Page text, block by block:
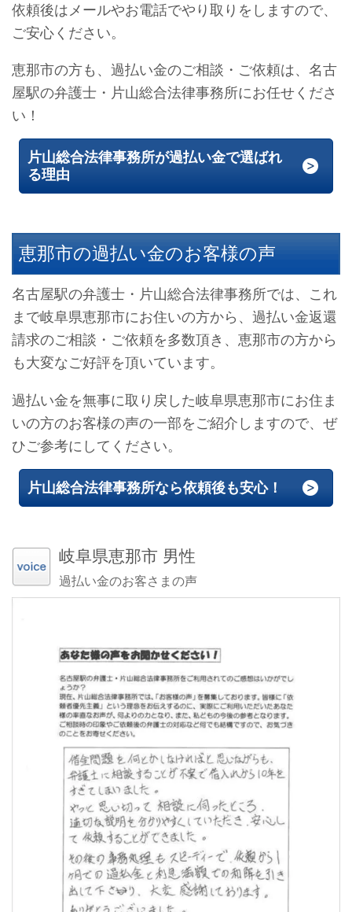
依頼後はメールやお電話でやり取りをしますので、
ご安心ください。
恵那市の方も、過払い金のご相談・ご依頼は、名古
屋駅の弁護士・片山総合法律事務所にお任せくださ
い！
片山総合法律事務所が過払い金で選ばれ
る理由
恵那市の過払い金のお客様の声
名古屋駅の弁護士・片山総合法律事務所では、これ
まで岐阜県恵那市にお住いの方から、過払い金返還
請求のご相談・ご依頼を多数頂き、恵那市の方から
も大変なご好評を頂いています。
過払い金を無事に取り戻した岐阜県恵那市にお住ま
いの方のお客様の声の一部をご紹介しますので、ぜ
ひご参考にしてください。
片山総合法律事務所なら依頼後も安心！
岐阜県恵那市 男性
過払い金のお客さまの声